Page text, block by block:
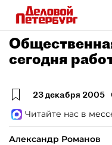
сегодня
23 декабря 2005
Читайте нас в
Александр Романов